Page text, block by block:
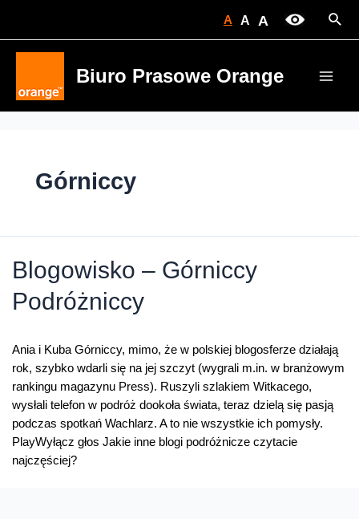
A A A
Biuro Prasowe Orange
Górniccy
Blogowisko – Górniccy
Podróżniccy
Ania i Kuba Górniccy, mimo, że w polskiej blogosferze działają
rok, szybko wdarli się na jej szczyt (wygrali m.in. w branżowym
rankingu magazynu Press). Ruszyli szlakiem Witkacego,
wysłali telefon w podróż dookoła świata, teraz dzielą się pasją
podczas spotkań Wachlarz. A to nie wszystkie ich pomysły.
PlayWyłącz głos Jakie inne blogi podróżnicze czytacie
najczęściej?